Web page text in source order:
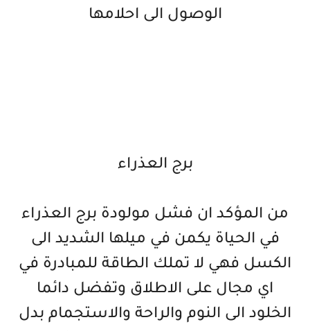
الوصول الى احلامها
برج العذراء
من المؤكد ان فشل مولودة برج العذراء
في الحياة يكمن في ميلها الشديد الى
الكسل فهي لا تملك الطاقة للمبادرة في
اي مجال على الاطلاق وتفضل دائما
الخلود الى النوم والراحة والاستجمام بدل